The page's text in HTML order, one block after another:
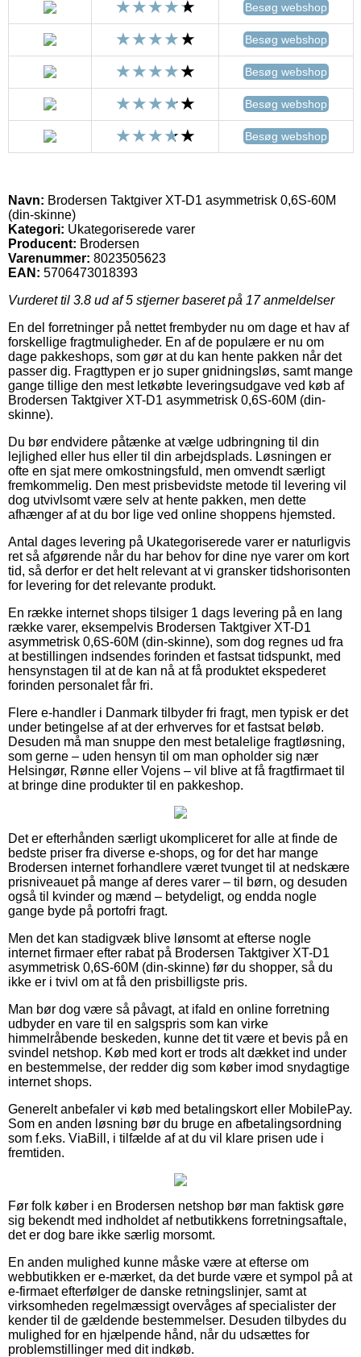
Besøg webshop
Besøg webshop
Besøg webshop
Besøg webshop
Besøg webshop
Navn: Brodersen Taktgiver XT-D1 asymmetrisk 0,6S-60M
(din-skinne)
Kategori: Ukategoriserede varer
Producent: Brodersen
Varenummer: 8023505623
EAN: 5706473018393
Vurderet til 3.8 ud af 5 stjerner baseret på 17anmeldelser
En del forretninger på nettet frembyder nu om dage et hav af
forskellige fragtmuligheder. En af de populære er nu om
dage pakkeshops, som gør at du kan hente pakken når det
passer dig. Fragttypen er jo super gnidningsløs, samt mange
gange tillige den mest letkøbte leveringsudgave ved køb af
Brodersen Taktgiver XT-D1 asymmetrisk 0,6S-60M (din-
skinne).
Du bør endvidere påtænke at vælge udbringning til din
lejlighed eller hus eller til din arbejdsplads. Løsningen er
ofte en sjat mere omkostningsfuld, men omvendt særligt
fremkommelig. Den mest prisbevidste metode til levering vil
dog utvivlsomt være selv at hente pakken, men dette
afhænger af at du bor lige ved online shoppens hjemsted.
Antal dages levering på Ukategoriserede varer er naturligvis
ret så afgørende når du har behov for dine nye varer om kort
tid, så derfor er det helt relevant at vi gransker tidshorisonten
for levering for det relevante produkt.
En række internet shops tilsiger 1 dags levering på en lang
række varer, eksempelvis Brodersen Taktgiver XT-D1
asymmetrisk 0,6S-60M (din-skinne), som dog regnes ud fra
at bestillingen indsendes forinden et fastsat tidspunkt, med
hensynstagen til at de kan nå at få produktet ekspederet
forinden personalet får fri.
Flere e-handler i Danmark tilbyder fri fragt, men typisk er det
under betingelse af at der erhverves for et fastsat beløb.
Desuden må man snuppe den mest betalelige fragtløsning,
som gerne – uden hensyn til om man opholder sig nær
Helsingør, Rønne eller Vojens – vil blive at få fragtfirmaet til
at bringe dine produkter til en pakkeshop.
Det er efterhånden særligt ukompliceret for alle at finde de
bedste priser fra diverse e-shops, og for det har mange
Brodersen internet forhandlere været tvunget til at nedskære
prisniveauet på mange af deres varer – til børn, og desuden
også til kvinder og mænd – betydeligt, og endda nogle
gange byde på portofri fragt.
Men det kan stadigvæk blive lønsomt at efterse nogle
internet firmaer efter rabat på Brodersen Taktgiver XT-D1
asymmetrisk 0,6S-60M (din-skinne) før du shopper, så du
ikke er i tvivl om at få den prisbilligste pris.
Man bør dog være så påvagt, at ifald en online forretning
udbyder en vare til en salgspris som kan virke
himmelråbende beskeden, kunne det tit være et bevis på en
svindel netshop. Køb med kort er trods alt dækket ind under
en bestemmelse, der redder dig som køber imod snydagtige
internet shops.
Generelt anbefaler vi køb med betalingskort eller MobilePay.
Som en anden løsning bør du bruge en afbetalingsordning
som f.eks. ViaBill, i tilfælde af at du vil klare prisen ude i
fremtiden.
Før folk køber i en Brodersen netshop bør man faktisk gøre
sig bekendt med indholdet af netbutikkens forretningsaftale,
det er dog bare ikke særlig morsomt.
En anden mulighed kunne måske være at efterse om
webbutikken er e-mærket, da det burde være et sympol på at
e-firmaet efterfølger de danske retningslinjer, samt at
virksomheden regelmæssigt overvåges af specialister der
kender til de gældende bestemmelser. Desuden tilbydes du
mulighed for en hjælpende hånd, når du udsættes for
problemstillinger med dit indkøb.